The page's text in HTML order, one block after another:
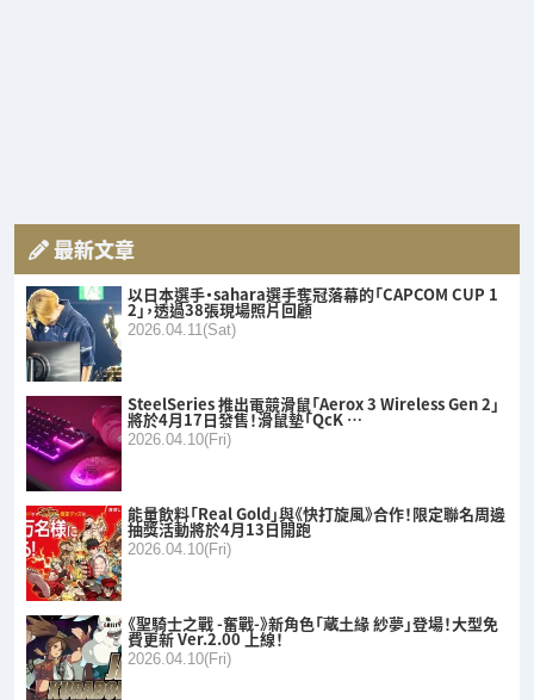
最新文章
以日本選手・sahara選手奪冠落幕的「CAPCOM CUP 1
2」，透過38張現場照片回顧
2026.04.11(Sat)
SteelSeries 推出電競滑鼠「Aerox 3 Wireless Gen 2」
將於4月17日發售！滑鼠墊「QcK …
2026.04.10(Fri)
能量飲料「Real Gold」與《快打旋風》合作！限定聯名周邊
抽獎活動將於4月13日開跑
2026.04.10(Fri)
《聖騎士之戰 -奮戰-》新角色「蔵土緣 紗夢」登場！大型免
費更新 Ver.2.00 上線！
2026.04.10(Fri)